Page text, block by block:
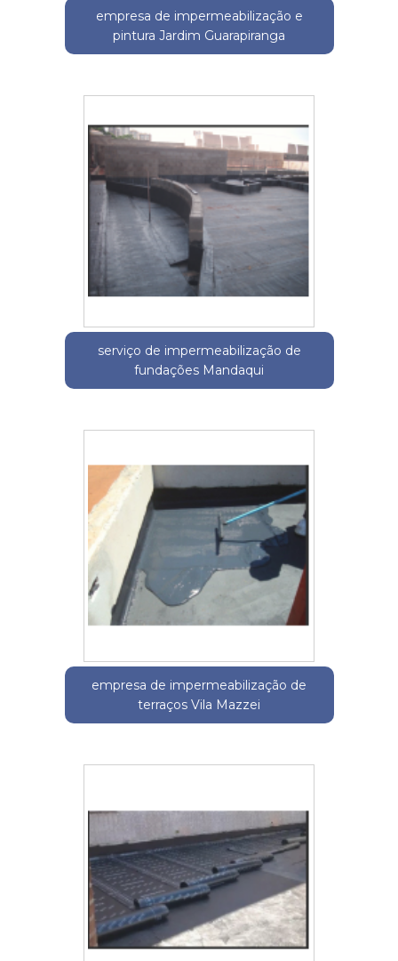
empresa de impermeabilização e
pintura Jardim Guarapiranga
serviço de impermeabilização de
fundações Mandaqui
empresa de impermeabilização de
terraços Vila Mazzei